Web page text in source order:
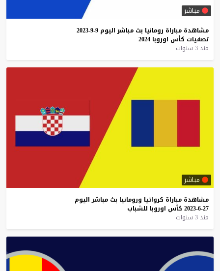
مباشر
مشاهدة مباراة رومانيا بث مباشر اليوم 9-9-2023
تصفيات كأس اوروبا 2024
منذ 3 سنوات
مباشر
مشاهدة مباراة كرواتيا ورومانيا بث مباشر اليوم
27-6-2023
كأس اوروبا للشباب
منذ 3 سنوات